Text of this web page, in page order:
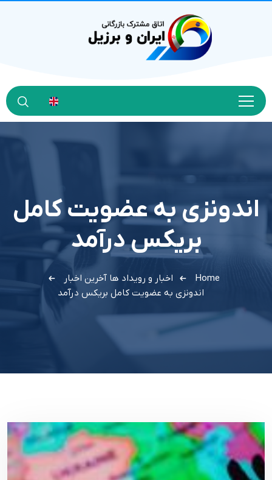
اندونزی به عضویت کامل
بریکس درآمد
Home اخبار و رویداد ها آخرین اخبار
اندونزی به عضویت کامل بریکس درآمد